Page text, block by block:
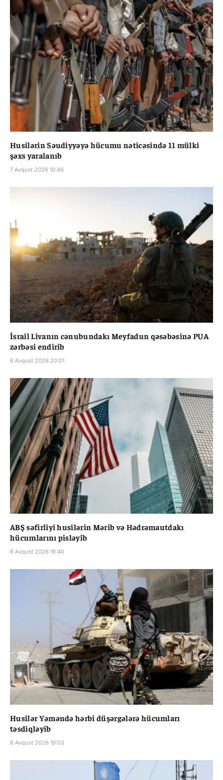
Husilərin Səudiyyəyə hücumu nəticəsində 11 mülki
şəxs yaralanıb
7 Avqust 2026 10:48
İsrail Livanın cənubundakı Meyfadun qəsəbəsinə PUA
zərbəsi endirib
6 Avqust 2026 20:01
ABŞ səfirliyi husilərin Mərib və Hədrəmautdakı
hücumlarını pisləyib
6 Avqust 2026 19:40
Husilər Yəməndə hərbi düşərgələrə hücumları
təsdiqləyib
6 Avqust 2026 19:03